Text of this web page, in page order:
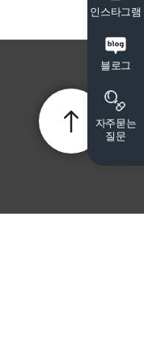
인스타그램
블로그
자주묻는
질문